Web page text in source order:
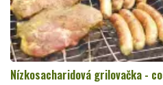
Nízkosacharidová grilovačka -